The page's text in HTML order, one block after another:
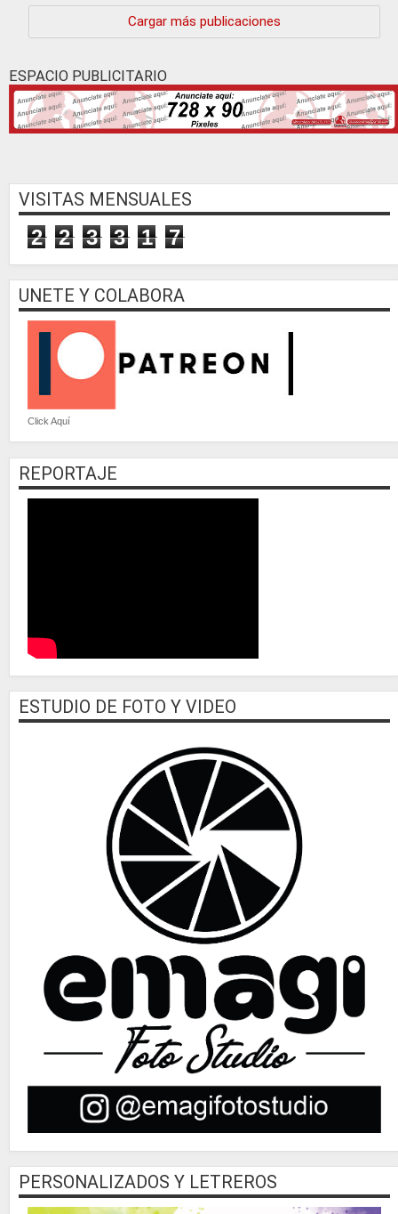
Cargar más publicaciones
ESPACIO PUBLICITARIO
VISITAS MENSUALES
2 2 3 3 1 7
UNETE Y COLABORA
Click Aquí
REPORTAJE
ESTUDIO DE FOTO Y VIDEO
PERSONALIZADOS Y LETREROS